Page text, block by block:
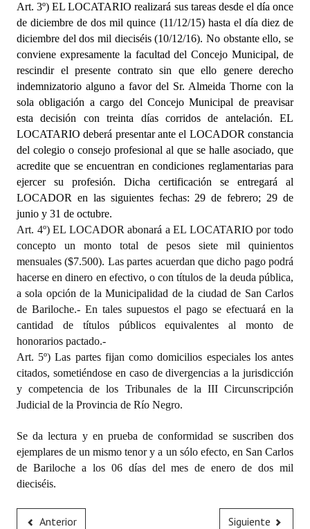
Art. 3º) EL LOCATARIO realizará sus tareas desde el día once
de diciembre de dos mil quince (11/12/15) hasta el día diez de
diciembre del dos mil dieciséis (10/12/16). No obstante ello, se
conviene expresamente la facultad del Concejo Municipal, de
rescindir el presente contrato sin que ello genere derecho
indemnizatorio alguno a favor del Sr. Almeida Thorne con la
sola obligación a cargo del Concejo Municipal de preavisar
esta decisión con treinta días corridos de antelación. EL
LOCATARIO deberá presentar ante el LOCADOR constancia
del colegio o consejo profesional al que se halle asociado, que
acredite que se encuentran en condiciones reglamentarias para
ejercer su profesión. Dicha certificación se entregará al
LOCADOR en las siguientes fechas: 29 de febrero; 29 de
junio y 31 de octubre.
Art. 4º) EL LOCADOR abonará a EL LOCATARIO por todo
concepto un monto total de pesos siete mil quinientos
mensuales ($7.500). Las partes acuerdan que dicho pago podrá
hacerse en dinero en efectivo, o con títulos de la deuda pública,
a sola opción de la Municipalidad de la ciudad de San Carlos
de Bariloche.- En tales supuestos el pago se efectuará en la
cantidad de títulos públicos equivalentes al monto de
honorarios pactado.-
Art. 5º) Las partes fijan como domicilios especiales los antes
citados, sometiéndose en caso de divergencias a la jurisdicción
y competencia de los Tribunales de la III Circunscripción
Judicial de la Provincia de Río Negro.
Se da lectura y en prueba de conformidad se suscriben dos
ejemplares de un mismo tenor y a un sólo efecto, en San Carlos
de Bariloche a los 06 días del mes de enero de dos mil
dieciséis.
Anterior Siguiente